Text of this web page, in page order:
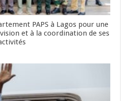
PAPS à Lagos pour une
et à la coordination de ses